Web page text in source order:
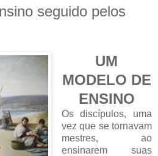
seguido pelos
UM
MODELO DE
ENSINO
Os discípulos, uma
vez que se tornavam
mestres, ao
ensinarem suas